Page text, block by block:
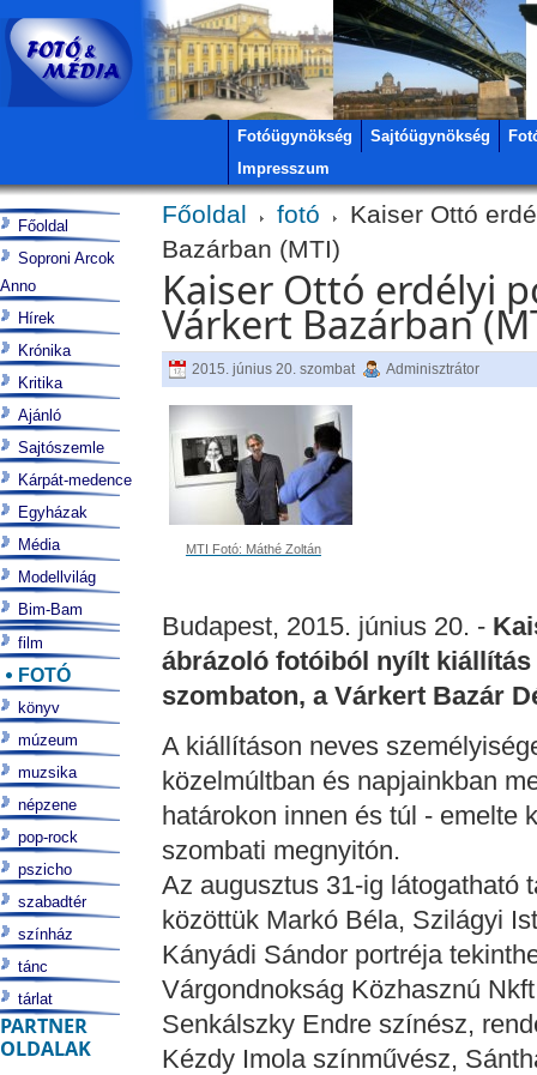
Fotóügynökség Sajtóügynökség
Impresszum
Főoldal fotó
Kaiser Ottó
Bazárban (MTI)
Kaiser Ottó erdélyi
Várkert Bazárban
2015. június 20. szombat Adminisztrátor
MTI Fotó: Máthé Zoltán
Budapest, 2015. június 20. -
ábrázoló fotóiból nyílt
szombaton, a Várkert Bazár
A kiállításon neves
közelmúltban és napjainkban
határokon innen és túl - emelte
szombati megnyitón.
Az augusztus 31-ig látogatható
közöttük Markó Béla, Szilágyi
Kányádi Sándor portréja
Várgondnokság Közhasznú
Senkálszky Endre színész,
Kézdy Imola színművész,
Főoldal
Soproni Arcok
Anno
Hírek
Krónika
Kritika
Ajánló
Sajtószemle
Kárpát-medence
Egyházak
Média
Modellvilág
Bim-Bam
film
FOTÓ
könyv
múzeum
muzsika
népzene
pop-rock
pszicho
szabadtér
színház
tánc
tárlat
PARTNER
OLDALAK